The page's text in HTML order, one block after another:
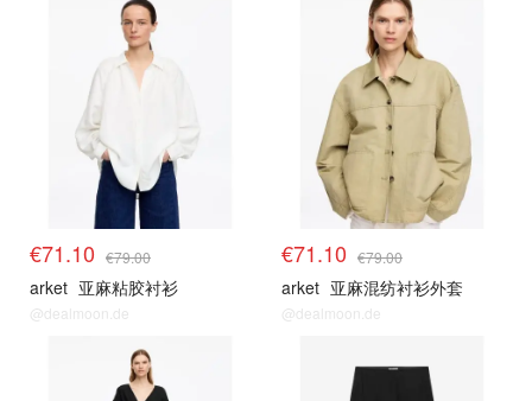
€71.10 €79.00
arket 亚麻粘胶衬衫
@dealmoon.de
€71.10 €79.00
arket 亚麻混纺衬衫外套
@dealmoon.de